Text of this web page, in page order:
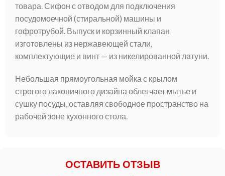
товара. Сифон с отводом для подключения
посудомоечной (стиральной) машины и
гофротрубой. Выпуск и корзинный клапан
изготовлены из нержавеющей стали,
комплектующие и винт — из никелированной латуни.
Небольшая прямоугольная мойка с крылом
строгого лаконичного дизайна облегчает мытье и
сушку посуды, оставляя свободное пространство на
рабочей зоне кухонного стола.
ОСТАВИТЬ ОТЗЫВ